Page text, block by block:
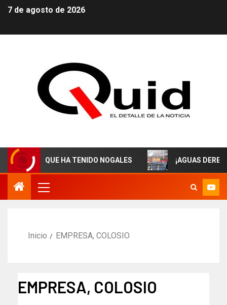
7 de agosto de 2026
QUE HA TENIDO NOGALES ¡AGUAS
Inicio EMPRESA, COLOSIO
EMPRESA, COLOSIO